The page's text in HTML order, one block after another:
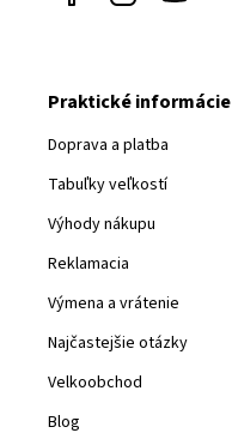
Praktické informácie
Doprava a platba
Tabuľky veľkostí
Výhody nákupu
Reklamacia
Výmena a vrátenie
Najčastejšie otázky
Velkoobchod
Blog